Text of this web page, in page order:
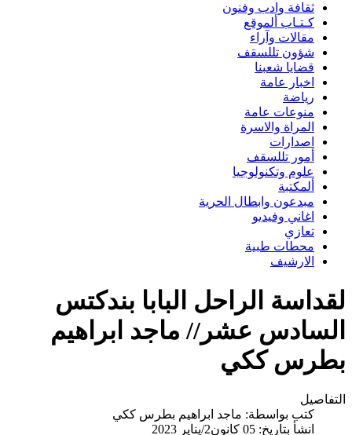
ثقافة وادب وفنون
كـتـاب ألموقع
مقالات وآراء
شؤون تللسقف
قضايا شعبنا
اخبار عامة
رياضة
منوعات عامة
المراة والاسرة
اصدارات
أمور تللسقف
علوم وتكنولوجيا
ألمكتبة
مبدعون وابطال الحرية
اغاني وفيديو
تعازي
محطات طبية
الارشيف
لقداسة الراحل البابا بندكتس
السادس عشر// ماجد ابراهيم
بطرس ككي
التفاصيل
كتب بواسطة: ماجد ابراهيم بطرس ككي
انشأ بتاريخ: 05 كانون2/يناير 2023